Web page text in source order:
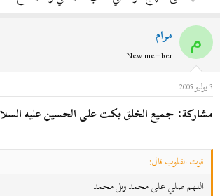
م مرام
New member
3 يوليو 2005
مشاركة: جميع الخلق بكت على الحسين عليه السلام
قوت القلوب قال:
اللهم صلي على محمد وىل محمد